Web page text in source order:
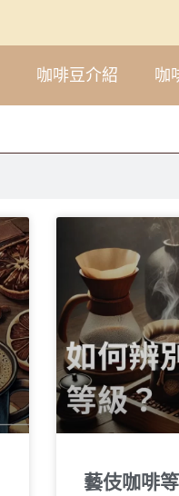
咖啡豆介紹 咖
藝伎咖啡